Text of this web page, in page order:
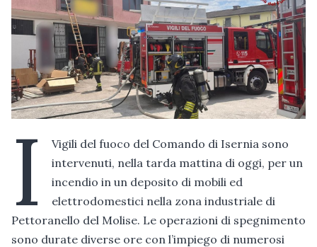
I
Vigili del fuoco del Comando di Isernia sono
intervenuti, nella tarda mattina di oggi, per un
incendio in un deposito di mobili ed
elettrodomestici nella zona industriale di
Pettoranello del Molise. Le operazioni di spegnimento
sono durate diverse ore con l’impiego di numerosi